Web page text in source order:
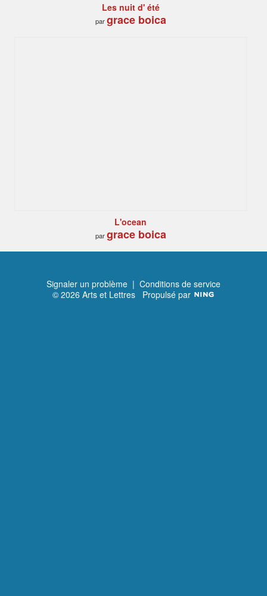
Les nuit d' été
pargrace boica
L'ocean
pargrace boica
Signaler un problème | Conditions de service
© 2026 Arts et Lettres Propulsé par